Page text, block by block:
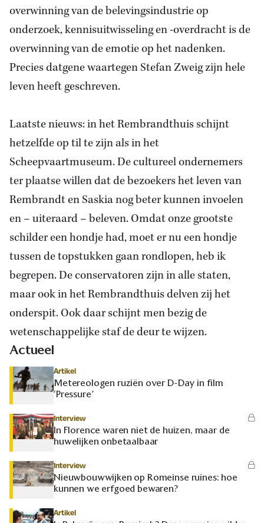
overwinning van de belevingsindustrie op
onderzoek, kennisuitwisseling en -overdracht is de
overwinning van de emotie op het nadenken.
Precies datgene waartegen Stefan Zweig zijn hele
leven heeft geschreven.
Laatste nieuws: in het Rembrandthuis schijnt
hetzelfde op til te zijn als in het
Scheepvaartmuseum. De cultureel ondernemers
ter plaatse willen dat de bezoekers het leven van
Rembrandt en Saskia nog beter kunnen invoelen
en – uiteraard – beleven. Omdat onze grootste
schilder een hondje had, moet er nu een hondje
tussen de topstukken gaan rondlopen, heb ik
begrepen. De conservatoren zijn in alle staten,
maar ook in het Rembrandthuis delven zij het
onderspit. Ook daar schijnt men bezig de
wetenschappelijke staf de deur te wijzen.
Actueel
Artikel
Metereologen ruziën over D-Day in film
‘Pressure’
Interview
In Florence waren niet de huizen, maar de
huwelijken onbetaalbaar
Interview
Nieuwbouwwijken op Romeinse ruïnes: hoe
kunnen we erfgoed bewaren?
Artikel